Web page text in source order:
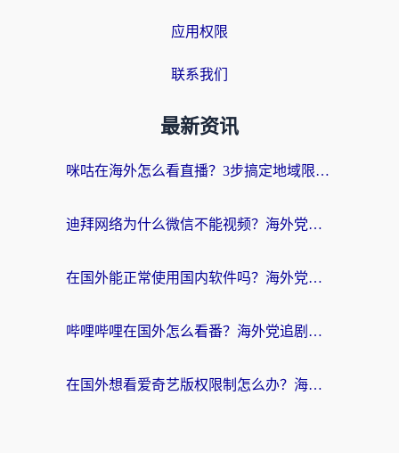
应用权限
联系我们
最新资讯
咪咕在海外怎么看直播？3步搞定地域限制，还能畅看腾讯视频与国内热剧
迪拜网络为什么微信不能视频？海外党必看的回国加速全攻略
在国外能正常使用国内软件吗？海外党亲测有效的无缝访问指南
哔哩哔哩在国外怎么看番？海外党追剧看片的终极解决方案
在国外想看爱奇艺版权限制怎么办？海外华人必看的追剧自由指南